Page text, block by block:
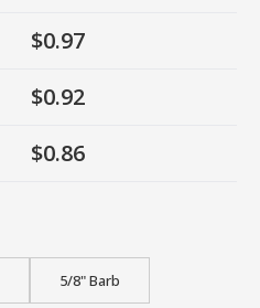
$0.97
$0.92
$0.86
5/8" Barb